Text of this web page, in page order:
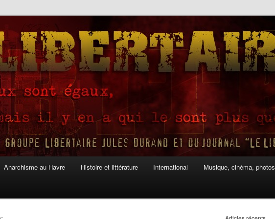
Anarchisme au Havre Histoire et littérature International Musique, cinéma, photos